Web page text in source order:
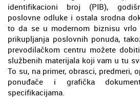
identifikacioni broj (PIB),
poslovne odluke i ostala srodna
to da se u modernom biznisu vrlo
prikupljanja poslovnih ponuda,
prevodilačkom centru možete
službenih materijala koji vam u tu
To su, na primer, obrasci, predmeri,
ponuđače i grafička
specifikacijama.